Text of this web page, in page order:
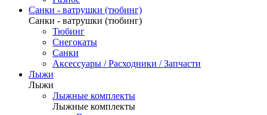
Санки - ватрушки (тюбинг)
Санки - ватрушки (тюбинг)
Тюбинг
Снегокаты
Санки
Аксессуары / Расходники / Запчасти
Лыжи
Лыжи
Лыжные комплекты
Лыжные комплекты